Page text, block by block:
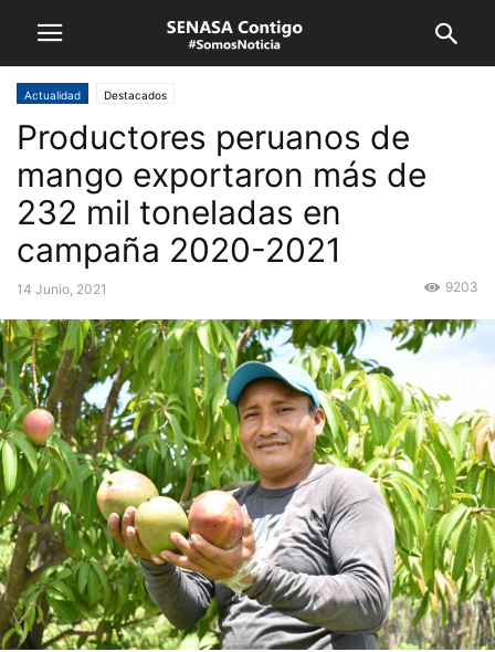
Actualidad Destacados
Productores peruanos de
mango exportaron más de
232 mil toneladas en
campaña 2020-2021
14 Junio, 2021 9203